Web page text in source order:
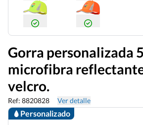
Gorra personalizada
microfibra
velcro.
Ref: 8820828 Ver detalle
Personalizado